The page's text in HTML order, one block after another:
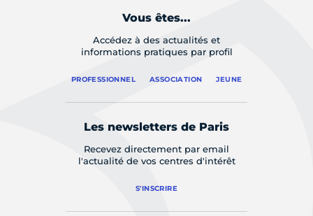
Vous êtes...
Accédez à des actualités et
informations pratiques par profil
PROFESSIONNEL ASSOCIATION JEUNE
Les newsletters de Paris
Recevez directement par email
l'actualité de vos centres d'intérêt
S'INSCRIRE